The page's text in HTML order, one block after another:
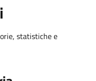
statistiche e